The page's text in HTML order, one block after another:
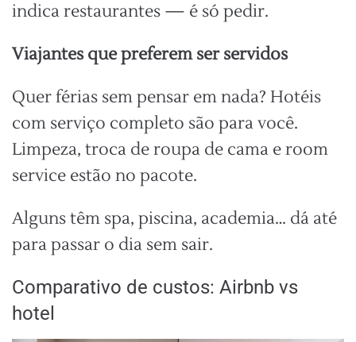
indica restaurantes — é só pedir.
Viajantes que preferem ser servidos
Quer férias sem pensar em nada? Hotéis
com serviço completo são para você.
Limpeza, troca de roupa de cama e room
service estão no pacote.
Alguns têm spa, piscina, academia… dá até
para passar o dia sem sair.
Comparativo de custos: Airbnb vs
hotel